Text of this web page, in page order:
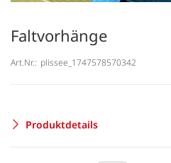
Faltvorhänge
Art.Nr.: plissee_1747578570342
Produktdetails